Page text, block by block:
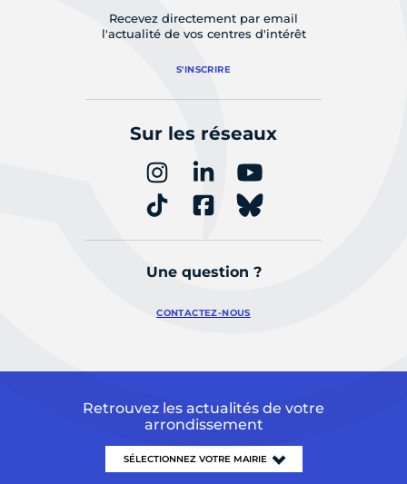
Recevez directement par email
l'actualité de vos centres d'intérêt
S'INSCRIRE
Sur les réseaux
Une question ?
CONTACTEZ-NOUS
Retrouvez les actualités de votre
arrondissement